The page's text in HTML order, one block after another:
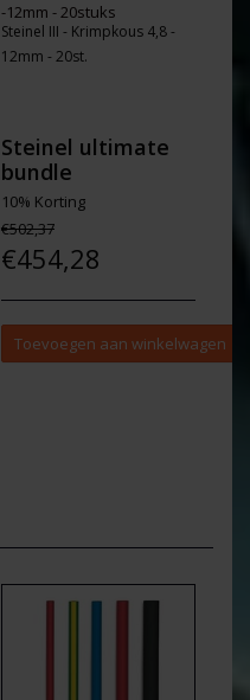
-12mm - 20stuks
Steinel III - Krimpkous 4,8 -
12mm - 20st.
Steinel ultimate
bundle
10% Korting
€502,37
€454,28
Toevoegen aan winkelwagen